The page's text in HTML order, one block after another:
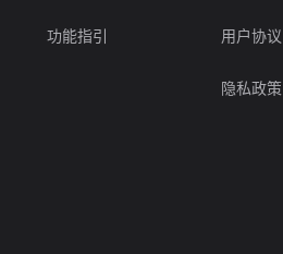
功能指引 用户协议
隐私政策